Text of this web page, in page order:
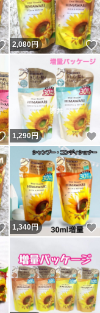
いいね！
2,080円
いいね！
1,290円
いいね！
1,340円